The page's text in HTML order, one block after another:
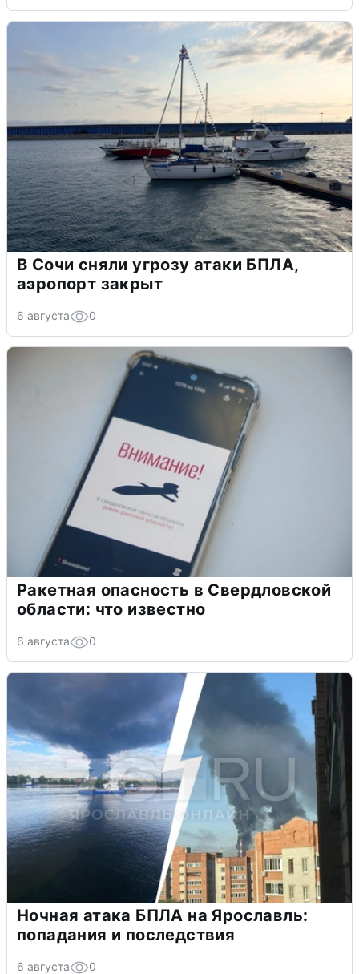
В Сочи сняли угрозу атаки БПЛА,
аэропорт закрыт
6 августа 0
Ракетная опасность в Свердловской
области: что известно
6 августа 0
Ночная атака БПЛА на Ярославль:
попадания и последствия
6 августа 0